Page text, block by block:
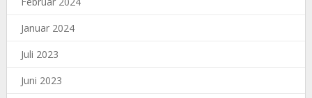
Januar 2024
Juli 2023
Juni 2023